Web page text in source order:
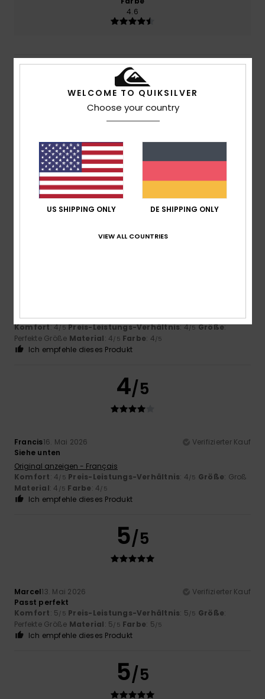
4.6
4/5
Im Großen und Ganzen bin ich mit der Qualität Ihrer T-
Shirts zufrieden.
Original anzeigen - Français
Komfort: 4/5 Preis-Leistungs-Verhältnis
Perfekte GrößeMaterial: 4/5 Farbe
Ich empfehle dieses Produkt
4/5
Original anzeigen - Français
Komfort: 4/5 Preis-Leistungs-Verhältnis: 4/5 Größe:
Perfekte Größe Material: 4/5 Farbe: 4/5
Ich empfehle dieses Produkt
4/5
Francis16. Mai 2026
Verifizierter Kauf
Siehe unten
Original anzeigen - Français
Komfort: 4/5 Preis-Leistungs-Verhältnis: 4/5 Größe: Groß
Material: 4 /5 Farbe: 4/5
Ich empfehle dieses Produkt
5/5
Marcel13. Mai 2026
Verifizierter Kauf
Passt perfekt
Komfort: 5/5 Preis-Leistungs-Verhältnis: 5/5 Größe:
Perfekte Größe Material: 5/5 Farbe: 5/5
Ich empfehle dieses Produkt
5/5
WELCOME TO QUIKSILVER
Choose your country
US SHIPPING ONLY DE SHIPPING ONLY
VIEW ALL COUNTRIES